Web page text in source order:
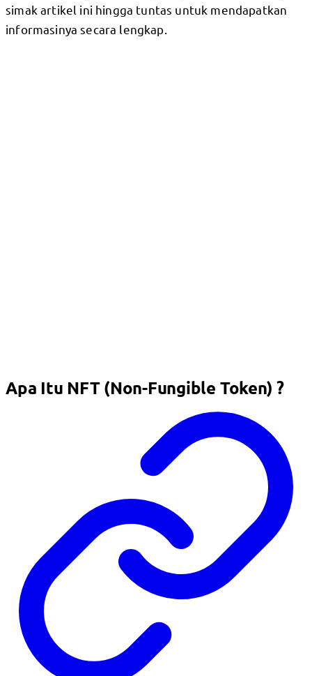
simak artikel ini hingga tuntas untuk mendapatkan
informasinya secara lengkap.
Apa Itu NFT (Non-Fungible Token) ?